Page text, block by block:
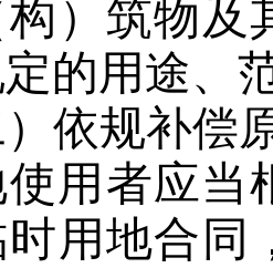
）筑物及
的用途、
）依规补偿
使用者应当
用地合同